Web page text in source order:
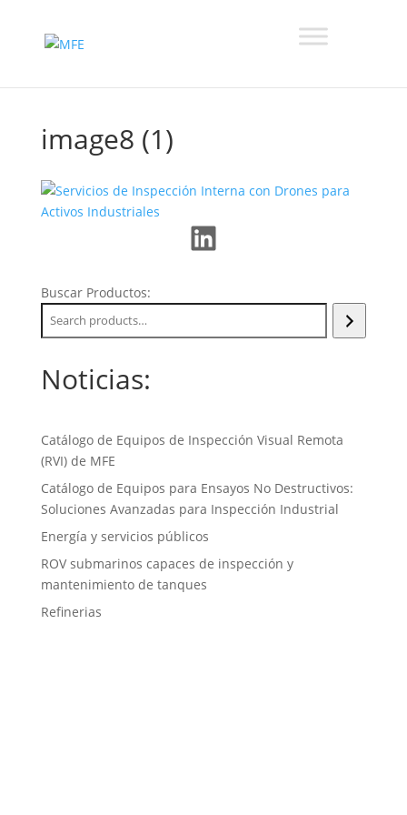
image8 (1)
LinkedIn
Buscar Productos:
Noticias:
Catálogo de Equipos de Inspección Visual Remota
(RVI) de MFE
Catálogo de Equipos para Ensayos No Destructivos:
Soluciones Avanzadas para Inspección Industrial
Energía y servicios públicos
ROV submarinos capaces de inspección y
mantenimiento de tanques
Refinerias